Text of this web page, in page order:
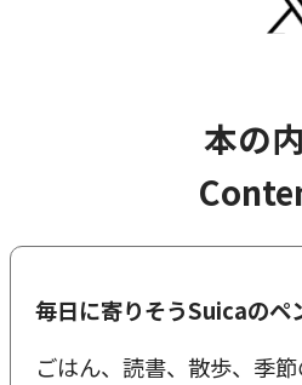
本の
毎日に寄りそうSuicaのペ
ごはん、読書、散歩、季